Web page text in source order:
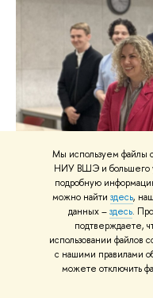
Мы используем файлы
НИУ ВШЭ и большего
подробную
можно найти здесь,
данных –здесь.
подтверждаете,
использовании
с нашими правилами
можете отключить
От футбола до
защиты и
программы